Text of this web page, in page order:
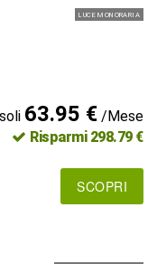
LUCE MONORARIA
63.95 €/Mese
Risparmi 298.79 €
SCOPRI